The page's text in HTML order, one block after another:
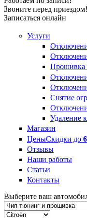
Звоните перед приездом!
Записаться онлайн
Услуги
Снятие
Удаление
Магазин
ЦеныСкидки до
Отзывы
Наши работы
Статьи
Контакты
Выберите ваш